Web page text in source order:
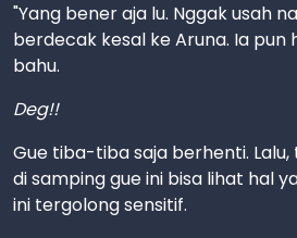
"Yang bener aja lu. Nggak usah
berdecak kesal ke Aruna. Ia pun
bahu.
Deg!!
Gue tiba-tiba saja berhenti.
di samping gue ini bisa lihat hal
ini tergolong sensitif.